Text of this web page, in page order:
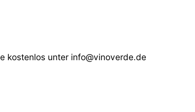
kostenlos unter info@vinoverde.de